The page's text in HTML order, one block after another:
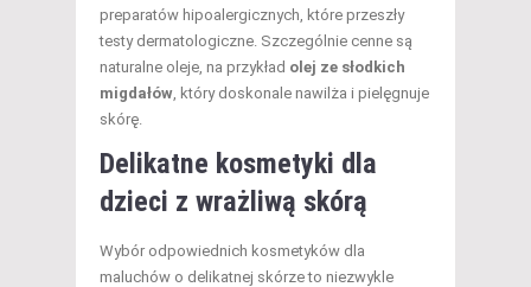
preparatów hipoalergicznych, które przeszły
testy dermatologiczne. Szczególnie cenne są
naturalne oleje, na przykład olej ze słodkich
migdałów , który doskonale nawilża i pielęgnuje
skórę.
Delikatne kosmetyki dla
dzieci z wrażliwą skórą
Wybór odpowiednich kosmetyków dla
maluchów o delikatnej skórze to niezwykle